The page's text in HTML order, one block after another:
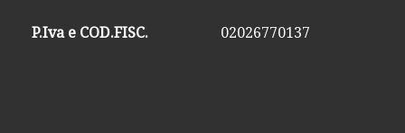
P.Iva e COD.FISC. 02026770137